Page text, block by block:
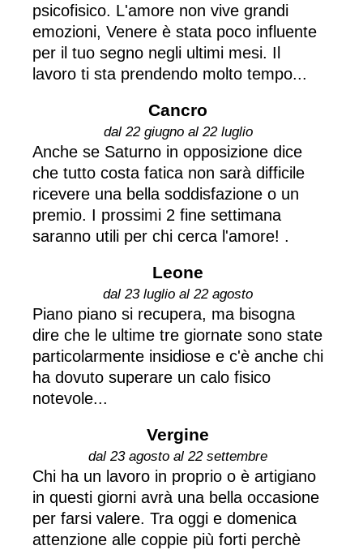
psicofisico. L'amore non vive grandi
emozioni, Venere è stata poco influente
per il tuo segno negli ultimi mesi. Il
lavoro ti sta prendendo molto tempo...
Cancro
dal 22 giugno al 22 luglio
Anche se Saturno in opposizione dice
che tutto costa fatica non sarà difficile
ricevere una bella soddisfazione o un
premio. I prossimi 2 fine settimana
saranno utili per chi cerca l'amore! .
Leone
dal 23 luglio al 22 agosto
Piano piano si recupera, ma bisogna
dire che le ultime tre giornate sono state
particolarmente insidiose e c'è anche chi
ha dovuto superare un calo fisico
notevole...
Vergine
dal 23 agosto al 22 settembre
Chi ha un lavoro in proprio o è artigiano
in questi giorni avrà una bella occasione
per farsi valere. Tra oggi e domenica
attenzione alle coppie più forti perchè